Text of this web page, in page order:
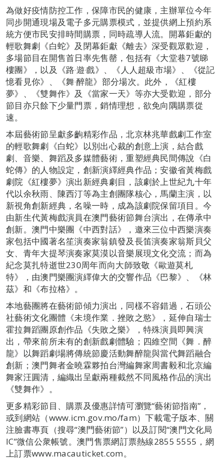
為做好疫情防控工作，保障市民的健康，主辦單位今年
同步開通現場及電子多元購票模式，並提供網上預約系
統方便市民安排時間購票，同時疏導人流。開幕鉅獻的
輕歌舞劇《白蛇》及閉幕鉅獻《離去》深受觀眾歡迎，
多場節目在開售首日率先售罄，包括有《大堂巷7號睇
樓團》，以及《路‧遊‧戲》、《人人超級市場》、《從記
憶看見你》、《舞‧醉龍》部分場次。此外，《紅樓
夢》、《雙舞作》及《當家一天》等亦大受歡迎，部分
節目亦只餘下少量門票，銷情理想，欲免向隅購票從
速。
本屆藝術節呈獻多齣精彩作品，北京林兆華戲劇工作室
的輕歌舞劇《白蛇》以別出心裁的創意上演，結合戲
劇、音樂、舞蹈及多媒體藝術，重塑經典民間傳說《白
蛇傳》的人物設定，創新演繹經典作品；安徽省黃梅戲
劇院《紅樓夢》演出新經典劇目，該劇於上世紀九十年
代以余秋雨、陳西汀等為主創團隊核心，馬蘭主演，以
新視角創新經典，名噪一時，成為該劇院保留項目。今
由新生代黃梅戲演員在澳門藝術節舞台演出，在傳承中
創新。澳門中樂團《中西對話》，邀來三位中西樂演奏
家包括中國著名笙演奏家翁鎮發及長笛演奏家翁斯貝父
女、青年大提琴演奏家莫漠以音樂展現文化交流；而為
紀念莫扎特逝世230周年而向大師致敬《歐遊莫札
特》，由澳門樂團演繹偉大的交響作品《巴黎》、《林
茲》和《布拉格》。
本地藝團將在藝術節傾力演出，同樣不容錯過，石頭公
社藝術文化團體《未境作業．挫敗之慾》，延伸自瑞士
霍拉舞蹈團原創作品《失敗之樂》，特殊演員即興演
出，帶來前所未有的創新戲劇體驗；四維空間《舞．醉
龍》以舞蹈劇場將傳統節慶活動舞醉龍與當代舞蹈融合
創新；澳門舞者金曉霖夥拍台灣編舞家周書毅和北京編
舞家汪圓清，編織出呈獻兩種截然不同風格作品的演出
《雙舞作》。
更多精彩節目、購票及優惠詳情可瀏覽“藝術節指南”，
或到網站（www.icm.gov.mo/fam）下載電子版本、關
注臉書專頁（搜尋“澳門藝術節”）以及訂閱“澳門文化局
IC”微信公衆帳號。澳門售票網訂票熱線2855 5555，網
上訂票www.macauticket.com。